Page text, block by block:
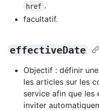
href .
facultatif.
effectiveDate
Objectif : définir
les articles sur les
service afin que les
inviter